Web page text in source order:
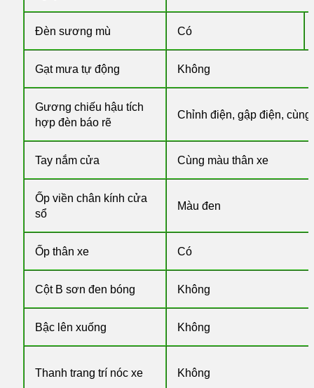
Đèn sương mù Có
Gạt mưa tự động Không
Gương chiếu hậu tích
hợp đèn báo rẽ
Chỉnh điện, gập điện, cùng
Tay nắm cửa Cùng màu thân xe
Ốp viền chân kính cửa
sổ
Màu đen
Ốp thân xe Có
Cột B sơn đen bóng Không
Bậc lên xuống Không
Thanh trang trí nóc xe Không